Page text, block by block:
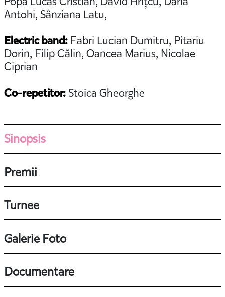
Antohi, Sânziana Latu,
Electric band: Fabri Lucian Dumitru, Pitariu
Dorin, Filip Călin, Oancea Marius, Nicolae
Ciprian
Co-repetitor:Stoica Gheorghe
Sinopsis
Premii
Turnee
Galerie Foto
Documentare